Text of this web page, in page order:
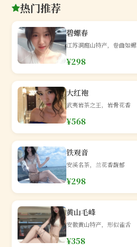
热门推荐
碧螺春
江苏洞庭山特产，卷曲如螺
¥298
大红袍
武夷岩茶之王，岩骨花香
¥568
铁观音
安溪名茶，兰花香馥郁
¥298
黄山毛峰
安徽黄山特产，形似雀舌
¥358